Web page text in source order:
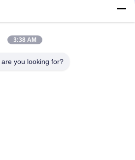
oben
3:38 AM
you looking for?